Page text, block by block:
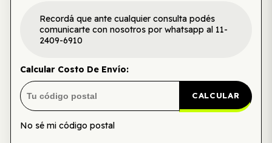
Recordá que ante cualquier consulta podés
comunicarte con nosotros por whatsapp al 11-
2409-6910
Calcular Costo De Envío:
CALCULAR
No sé mi código postal